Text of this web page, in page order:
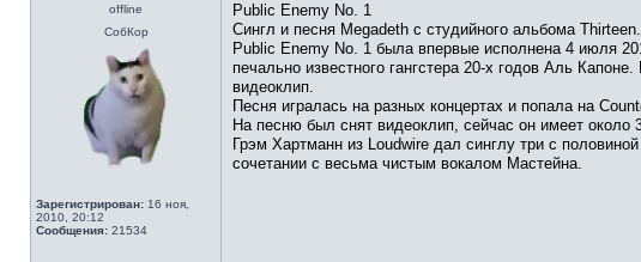
offline
СобКор
Зарегистрирован: 16 ноя,
2010, 20:12
Сообщения: 21534
Public Enemy No. 1
Сингл и песня Megadeth с студийного альбома
Public Enemy No. 1 была впервые исполнена 4 июля
печально известного гангстера 20-х годов Аль
видеоклип.
Песня игралась на разных концертах и попала на
На песню был снят видеоклип, сейчас он имеет около
Грэм Хартманн из Loudwire дал синглу три с
сочетании с весьма чистым вокалом Мастейна.